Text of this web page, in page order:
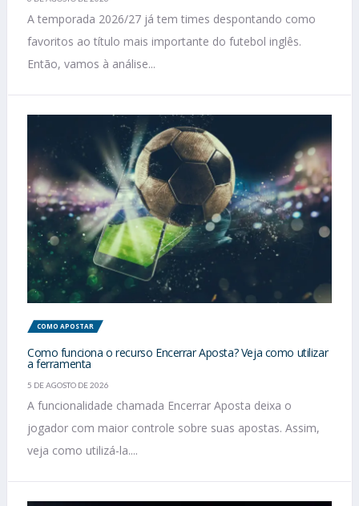
A temporada 2026/27 já tem times despontando como
favoritos ao título mais importante do futebol inglês.
Então, vamos à análise...
COMO APOSTAR
Como funciona o recurso Encerrar Aposta? Veja como utilizar
a ferramenta
5 DE AGOSTO DE 2026
A funcionalidade chamada Encerrar Aposta deixa o
jogador com maior controle sobre suas apostas. Assim,
veja como utilizá-la....